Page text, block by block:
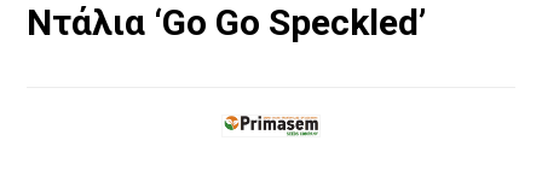
Ντάλια ‘Go Go Speckled’